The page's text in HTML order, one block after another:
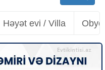
Həyət evi / Villa